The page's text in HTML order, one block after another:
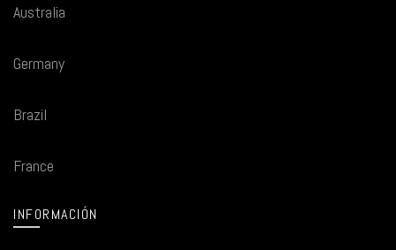
Australia
Germany
Brazil
France
INFORMACIÓN